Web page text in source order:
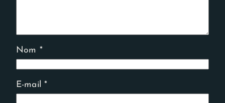
Nom *
E-mail*